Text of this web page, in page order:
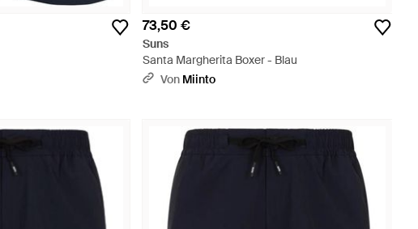
73,50 €
Suns
Santa Margherita Boxer - Blau
Von Miinto